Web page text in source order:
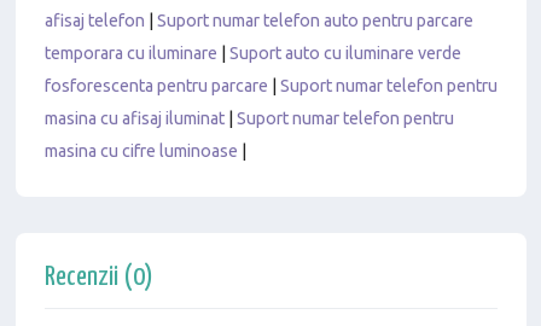
afisaj telefon
Suport numar telefon auto pentru parcare
temporara cu iluminare
Suport auto cu iluminare verde
fosforescenta pentru parcare
Suport numar telefon pentru
masina cu afisaj iluminat
Suport numar telefon pentru
masina cu cifre luminoase
Recenzii (0)